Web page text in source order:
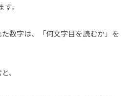
。
数字は、「何文字目を読むか」を
、